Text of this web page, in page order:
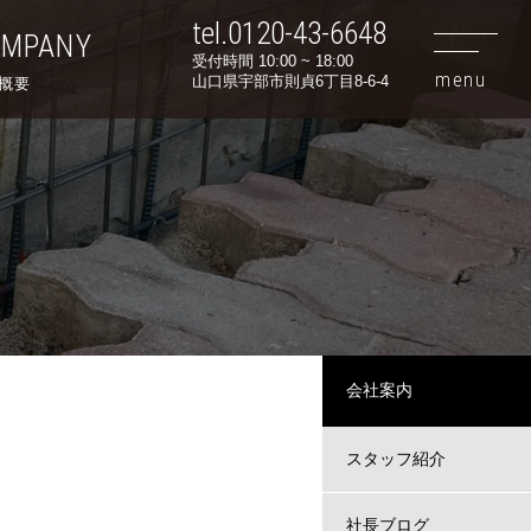
要
tel.0120-43-6648
受付時間 10:00 ~ 18:00
山口県宇部市則貞6丁目8-6-4
会社案内
スタッフ紹介
社長ブログ